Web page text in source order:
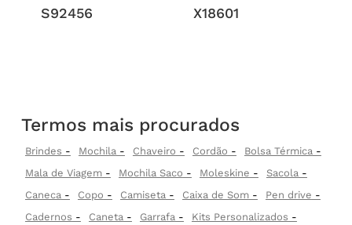
S92456
X18601
Termos mais procurados
Brindes Mochila Chaveiro Cordão
Bolsa Térmica
Mala de Viagem
Mochila Saco Moleskine
Sacola
Caneca
Copo Camiseta Caixa de Som
Pen drive
Cadernos
Caneta Garrafa
Kits Personalizados